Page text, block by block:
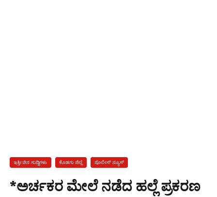
ಇತ್ತೀಚಿನ ಸುದ್ದಿಗಳು ಕೊಡಗು ಜಿಲ್ಲೆ ಪೊಲೀಸ್ ನ್ಯೂಸ್
*ಅರ್ಚಕರ ಮೇಲೆ ನಡೆದ ಹಲ್ಲೆ ಪ್ರಕರಣ